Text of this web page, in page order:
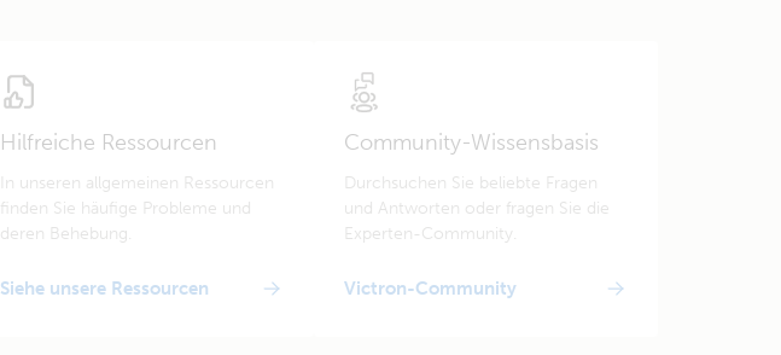
Hilfreiche Ressourcen
In unseren allgemeinen Ressourcen
finden Sie häufige Probleme und
deren Behebung.
Siehe unsere Ressourcen
Community-Wissensbasis
Durchsuchen Sie beliebte Fragen
und Antworten oder fragen Sie die
Experten-Community.
Victron-Community